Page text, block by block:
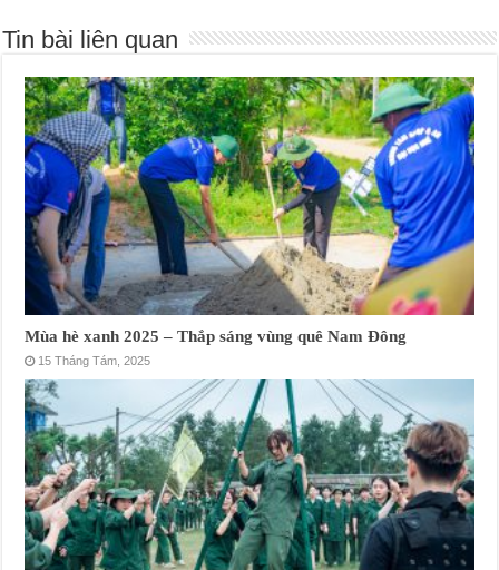
Tin bài liên quan
Mùa hè xanh 2025 – Thắp sáng vùng quê Nam Đông
15 Tháng Tám, 2025